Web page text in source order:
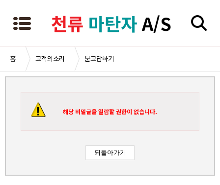
천류 마탄자 A/S
홈 고객의소리 묻고답하기
해당 비밀글을 열람할 권한이 없습니다.